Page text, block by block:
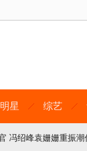
明星 综艺
冯绍峰袁姗姗重振